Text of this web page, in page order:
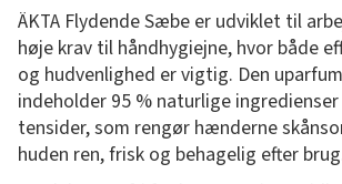
ÄKTA Flydende Sæbe er udviklet til
høje krav til håndhygiejne, hvor både
og hudvenlighed er vigtig. Den
indeholder 95 % naturlige
tensider, som rengør hænderne
huden ren, frisk og behagelig efter